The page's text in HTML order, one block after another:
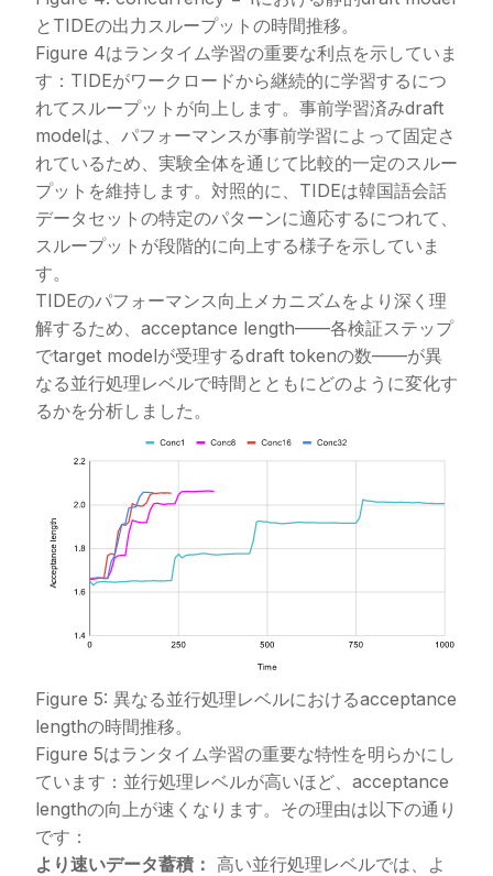
とTIDEの出力スループットの時間推移。
Figure 4はランタイム学習の重要な利点を示していま
す：TIDEがワークロードから継続的に学習するにつ
れてスループットが向上します。事前学習済みdraft
modelは、パフォーマンスが事前学習によって固定さ
れているため、実験全体を通じて比較的一定のスルー
プットを維持します。対照的に、TIDEは韓国語会話
データセットの特定のパターンに適応するにつれて、
スループットが段階的に向上する様子を示していま
す。
TIDEのパフォーマンス向上メカニズムをより深く理
解するため、acceptance length——各検証ステップ
でtarget modelが受理するdraft tokenの数——が異
なる並行処理レベルで時間とともにどのように変化す
るかを分析しました。
Figure 5: 異なる並行処理レベルにおけるacceptance
lengthの時間推移。
Figure 5はランタイム学習の重要な特性を明らかにし
ています：並行処理レベルが高いほど、acceptance
lengthの向上が速くなります。その理由は以下の通り
です：
より速いデータ蓄積： 高い並行処理レベルでは、よ